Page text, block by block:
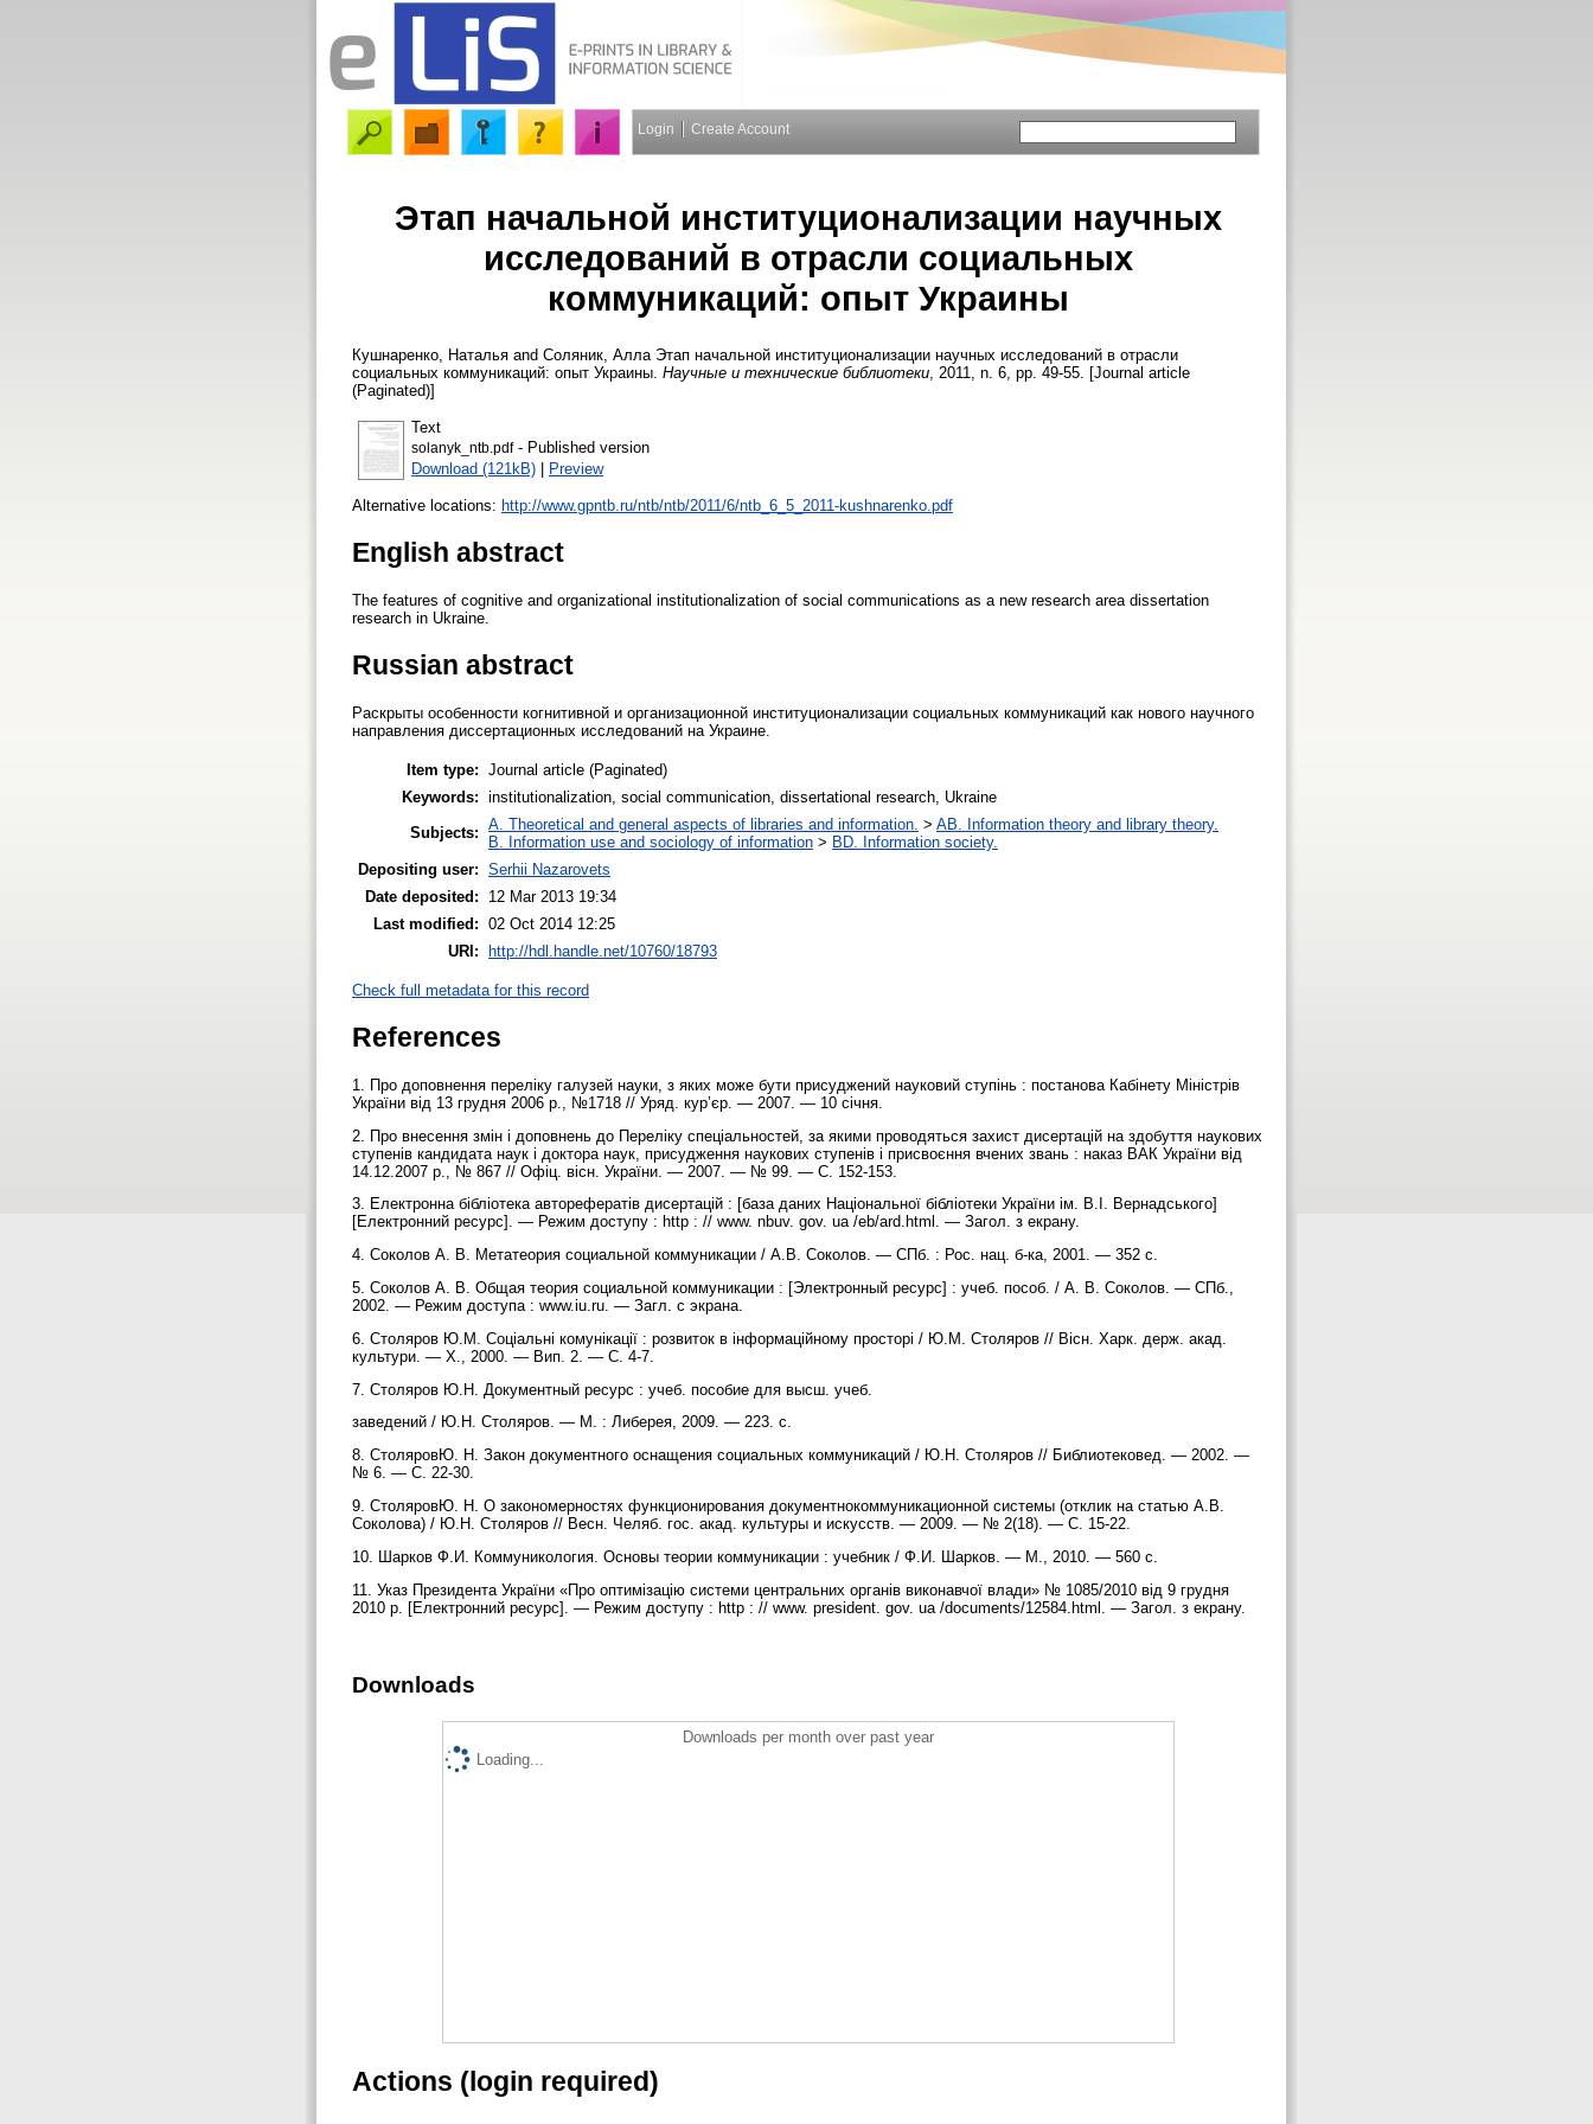
Login Create Account
Этап начальной институционализации научных
исследований в отрасли социальных
коммуникаций: опыт Украины
Кушнаренко, Наталья and Соляник, Алла Этап начальной институционализации научных исследований в отрасли
социальных коммуникаций: опыт Украины. Научные и технические библиотеки , 2011, n. 6, pp. 49-55. [Journal article
(Paginated)]
Text
solanyk_ntb.pdf- Published version
Download (121kB) | Preview
Alternative locations: http://www.gpntb.ru/ntb/ntb/2011/6/ntb_6_5_2011-kushnarenko.pdf
English abstract
The features of cognitive and organizational institutionalization of social communications as a new research area dissertation
research in Ukraine.
Russian abstract
Раскрыты особенности когнитивной и организационной институционализации социальных коммуникаций как нового научного
направления диссертационных исследований на Украине.
Item type: Journal article (Paginated)
Keywords: institutionalization, social communication, dissertational research, Ukraine
Subjects: A. Theoretical and general aspects of libraries and information. > AB. Information theory and library theory.
B. Information use and sociology of information > BD. Information society.
Depositing user: Serhii Nazarovets
Date deposited:
12 Mar 2013 19:34
Last modified: 02 Oct 2014 12:25
URI:
http://hdl.handle.net/10760/18793
Check full metadata for this record
References
1. Про доповнення переліку галузей науки, з яких може бути присуджений науковий ступінь : постанова Кабінету Міністрів
України від 13 грудня 2006 р., №1718 // Уряд. кур’єр. — 2007. — 10 січня.
2. Про внесення змін і доповнень до Переліку спеціальностей, за якими проводяться захист дисертацій на здобуття наукових
ступенів кандидата наук і доктора наук, присудження наукових ступенів і присвоєння вчених звань : наказ ВАК України від
14.12.2007 р., № 867 // Офіц. вісн. України. — 2007. — № 99. — С. 152-153.
3. Електронна бібліотека авторефератів дисертацій : [база даних Національної бібліотеки України ім. В.І. Вернадського]
[Електронний ресурс]. — Режим доступу : http : // www. nbuv. gov. ua /eb/ard.html. — Загол. з екрану.
4. Соколов А. В. Метатеория социальной коммуникации / А.В. Соколов. — СПб. : Рос. нац. б-ка, 2001. — 352 с.
5. Соколов А. В. Общая теория социальной коммуникации : [Электронный ресурс] : учеб. пособ. / А. В. Соколов. — СПб.,
2002. — Режим доступа : www.iu.ru. — Загл. с экрана.
6. Cтоляров Ю.М. Соціальні комунікації : розвиток в інформаційному просторі / Ю.М. Столяров // Вісн. Харк. держ. акад.
культури. — Х., 2000. — Вип. 2. — С. 4-7.
7. Столяров Ю.Н. Документный ресурс : учеб. пособие для высш. учеб.
заведений / Ю.Н. Столяров. — М. : Либерея, 2009. — 223. с.
8. СтоляровЮ. Н. Закон документного оснащения социальных коммуникаций / Ю.Н. Столяров // Библиотековед. — 2002. —
№ 6. — С. 22-30.
9. СтоляровЮ. Н. О закономерностях функционирования документнокоммуникационной системы (отклик на статью А.В.
Соколова) / Ю.Н. Столяров // Весн. Челяб. гос. акад. культуры и искусств. — 2009. — № 2(18). — С. 15-22.
10. Шарков Ф.И. Коммуникология. Основы теории коммуникации : учебник / Ф.И. Шарков. — М., 2010. — 560 c.
11. Указ Президента України «Про оптимізацію системи центральних органів виконавчої влади» № 1085/2010 від 9 грудня
2010 р. [Електронний ресурс]. — Режим доступу : http : // www. president. gov. ua /documents/12584.html. — Загол. з екрану.
Downloads
Downloads per month over past year
Loading...
Actions (login required)